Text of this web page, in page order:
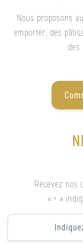
Nous proposons
emporter, des
des
Recevez
« * »
Email
**